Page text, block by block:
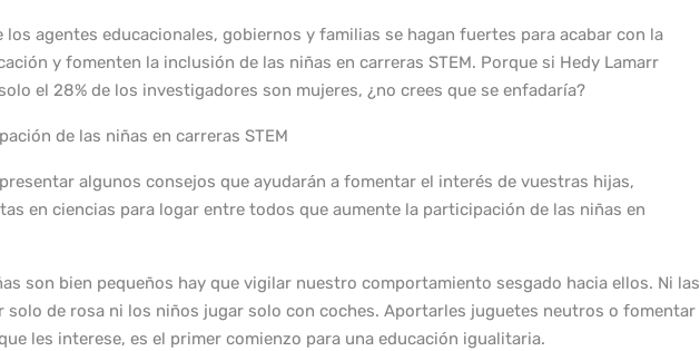
los agentes educacionales, gobiernos y familias se hagan fuertes para acabar con la
y fomenten la inclusión de las niñas en carreras STEM. Porque si Hedy Lamarr
el 28% de los investigadores son mujeres, ¿no crees que se enfadaría?
de las niñas en carreras STEM
algunos consejos que ayudarán a fomentar el interés de vuestras hijas,
en ciencias para logar entre todos que aumente la participación de las niñas en
son bien pequeños hay que vigilar nuestro comportamiento sesgado hacia ellos. Ni las
solo de rosa ni los niños jugar solo con coches. Aportarles juguetes neutros o fomentar
les interese, es el primer comienzo para una educación igualitaria.